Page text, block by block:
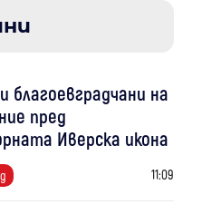
благоевградчани на
пред
Иверска икона
11:09